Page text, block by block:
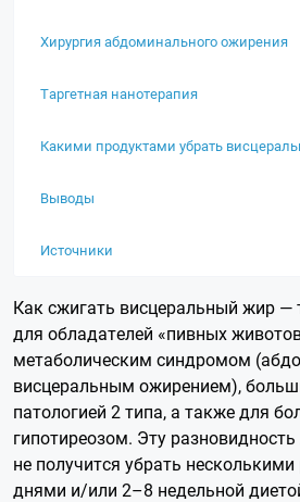
Хирургия абдоминального ожирения
Таргетная нанотерапия
Какими продуктами убрать
Выводы
Источники
Как сжигать висцеральный жир —
для обладателей «пивных
метаболическим синдромом
висцеральным ожирением),
патологией 2 типа, а также для
гипотиреозом. Эту
не получится убрать
днями и/или 2–8 недельной